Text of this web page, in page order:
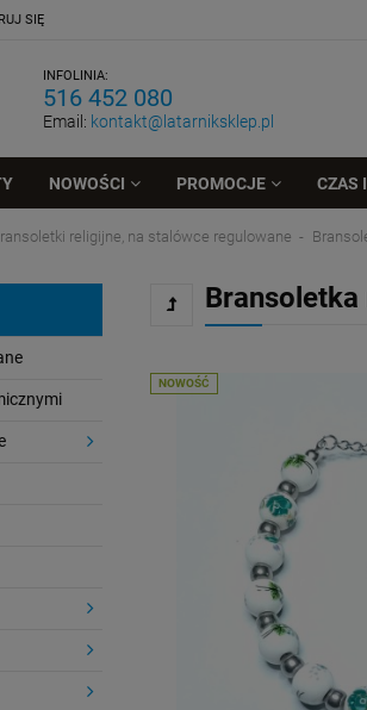
SIĘ
INFOLINIA:
516 452 080
Email: kontakt@latarniksklep.pl
NOWOŚCI PROMOCJE CZAS
religijne, na stalówce regulowane
NOWOŚĆ